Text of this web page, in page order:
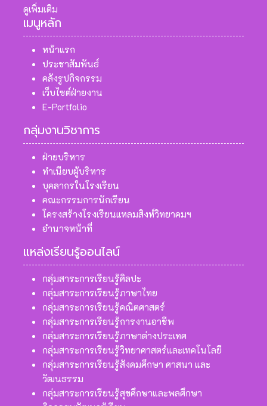
ดูเพิ่มเติม
เมนูหลัก
หน้าแรก
ประชาสัมพันธ์
คลังรูปกิจกรรม
เว็บไซต์ฝ่ายงาน
E-Portfolio
กลุ่มงานวิชาการ
ฝ่ายบริหาร
ทำเนียบผู้บริหาร
บุคลากรในโรงเรียน
คณะกรรมการนักเรียน
โครงสร้างโรงเรียนแหลมสิงห์วิทยาคมฯ
อำนาจหน้าที่
แหล่งเรียนรู้ออนไลน์
กลุ่มสาระการเรียนรู้ศิลปะ
กลุ่มสาระการเรียนรู้ภาษาไทย
กลุ่มสาระการเรียนรู้คณิตศาสตร์
กลุ่มสาระการเรียนรู้การงานอาชีพ
กลุ่มสาระการเรียนรู้ภาษาต่างประเทศ
กลุ่มสาระการเรียนรู้วิทยาศาสตร์และเทคโนโลยี
กลุ่มสาระการเรียนรู้สังคมศึกษา ศาสนา และ
วัฒนธรรม
กลุ่มสาระการเรียนรู้สุขศึกษาและพลศึกษา